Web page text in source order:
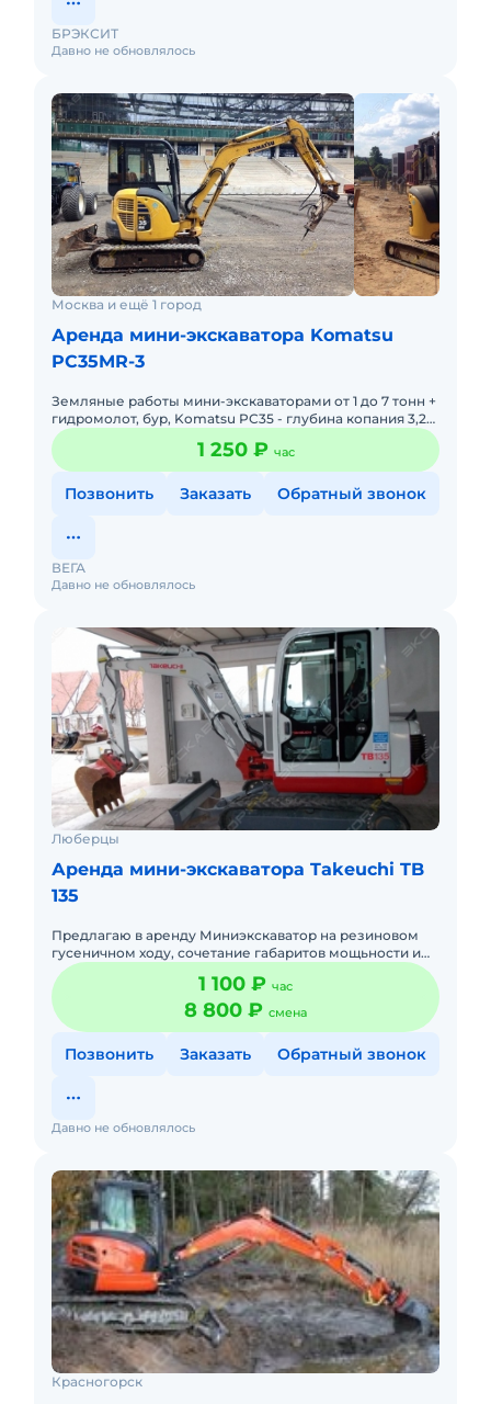
Давно не обновлялось
БРЭКСИТ
Москва и ещё 1 город
Аренда мини-экскаватора Komatsu
PC35MR-3
Земляные работы мини-экскаваторами от 1 до 7 тонн +
гидромолот, бур, Komatsu PC35 - глубина копания 3,2
м, ширина ковша 60 см, траншейный 40 см,
планировочный 1
1 250 ₽ час
Позвонить Заказать Обратный звонок
Давно не обновлялось
ВЕГА
Люберцы
Аренда мини-экскаватора Takeuchi TB
135
Предлагаю в аренду Миниэкскаватор на резиновом
гусеничном ходу, сочетание габаритов мощьности и
многофункциональности данной спецтехники
позволяет выпольнять р1 100 ₽ час
8 800 ₽ смена
Позвонить Заказать Обратный звонок
Давно не обновлялось
Красногорск